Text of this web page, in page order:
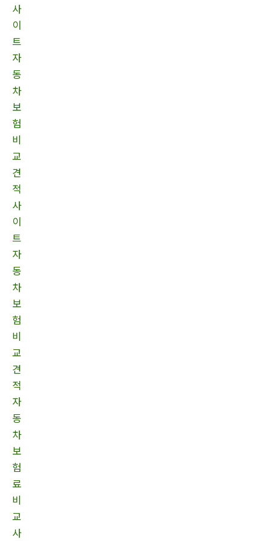
사
이
트
자
동
차
보
험
비
교
견
적
사
이
트
자
동
차
보
험
비
교
견
적
자
동
차
보
험
료
비
교
사